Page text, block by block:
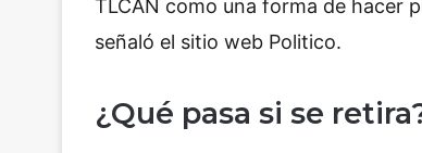
TLCAN como una forma de hacer
señaló el sitio web Politico.
¿Qué pasa si se